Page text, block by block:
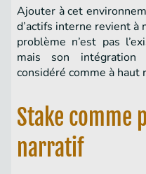
Ajouter à cet
d’actifs interne revient
problème n’est pas
mais son intégration
considéré comme à haut
Stake comme
narratif